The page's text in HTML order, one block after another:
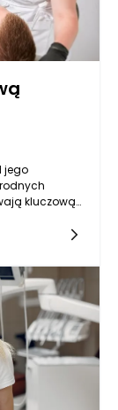
jego
kluczową
do
i odbudowy
specyficzne
na